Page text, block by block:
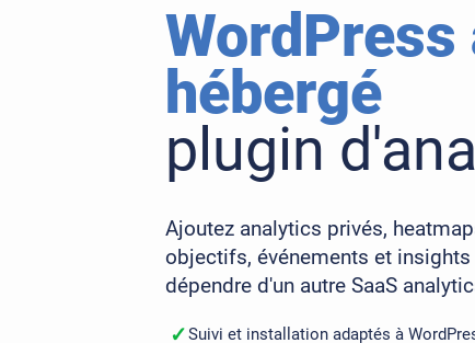
WordPress
hébergé
plugin
Ajoutez analytics privés,
objectifs, événements et
dépendre d'un autre SaaS
✓Suivi et installation adaptés à